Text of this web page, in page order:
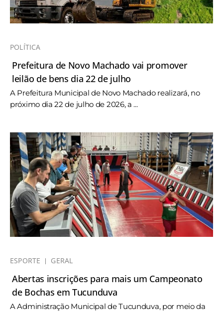
POLÍTICA
Prefeitura de Novo Machado vai promover
leilão de bens dia 22 de julho
A Prefeitura Municipal de Novo Machado realizará, no
próximo dia 22 de julho de 2026, a ...
ESPORTE GERAL
Abertas inscrições para mais um Campeonato
de Bochas em Tucunduva
A Administração Municipal de Tucunduva, por meio da